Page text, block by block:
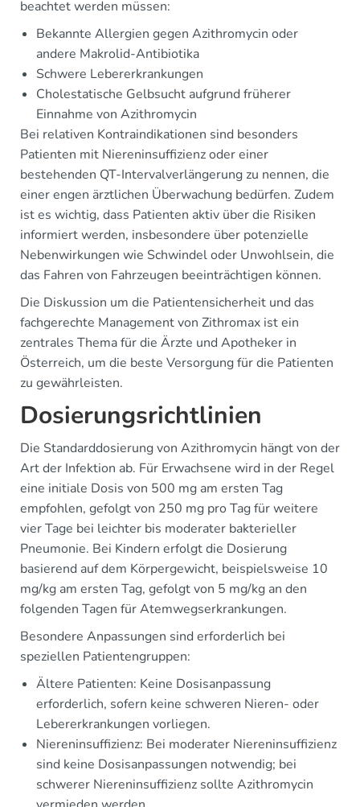
beachtet werden müssen:
Bekannte Allergien gegen Azithromycin oder
andere Makrolid-Antibiotika
Schwere Lebererkrankungen
Cholestatische Gelbsucht aufgrund früherer
Einnahme von Azithromycin
Bei relativen Kontraindikationen sind besonders
Patienten mit Niereninsuffizienz oder einer
bestehenden QT-Intervalverlängerung zu nennen, die
einer engen ärztlichen Überwachung bedürfen. Zudem
ist es wichtig, dass Patienten aktiv über die Risiken
informiert werden, insbesondere über potenzielle
Nebenwirkungen wie Schwindel oder Unwohlsein, die
das Fahren von Fahrzeugen beeinträchtigen können.
Die Diskussion um die Patientensicherheit und das
fachgerechte Management von Zithromax ist ein
zentrales Thema für die Ärzte und Apotheker in
Österreich, um die beste Versorgung für die Patienten
zu gewährleisten.
Dosierungsrichtlinien
Die Standarddosierung von Azithromycin hängt von der
Art der Infektion ab. Für Erwachsene wird in der Regel
eine initiale Dosis von 500 mg am ersten Tag
empfohlen, gefolgt von 250 mg pro Tag für weitere
vier Tage bei leichter bis moderater bakterieller
Pneumonie. Bei Kindern erfolgt die Dosierung
basierend auf dem Körpergewicht, beispielsweise 10
mg/kg am ersten Tag, gefolgt von 5 mg/kg an den
folgenden Tagen für Atemwegserkrankungen.
Besondere Anpassungen sind erforderlich bei
speziellen Patientengruppen:
Ältere Patienten: Keine Dosisanpassung
erforderlich, sofern keine schweren Nieren- oder
Lebererkrankungen vorliegen.
Niereninsuffizienz: Bei moderater Niereninsuffizienz
sind keine Dosisanpassungen notwendig; bei
schwerer Niereninsuffizienz sollte Azithromycin